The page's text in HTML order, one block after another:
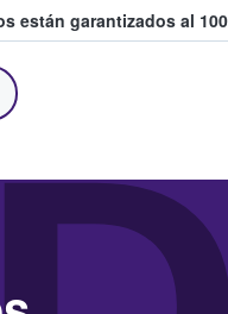
están garantizados al